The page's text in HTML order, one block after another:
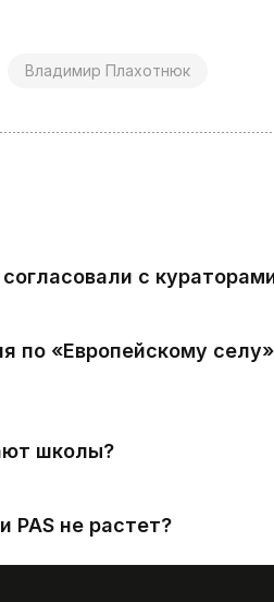
Владимир Плахотнюк
с
по «Европейскому селу»
школы?
PAS не растет?